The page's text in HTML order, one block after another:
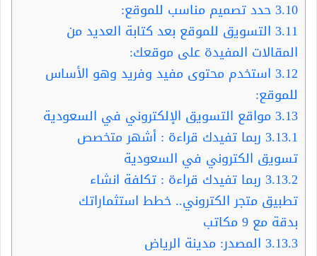
3.10حدد تصميم مناسب للموقع:
3.11 التسويق للموقع بعد كتابة العديد من
المقالات المفيدة على موقعك:
3.12 استخدم محتوى مفيد وفريد وهو الأساس
للموقع:
3.13مواقع التسويق الإلكتروني في السعودية
3.13.1 ربما تفيدك قراءة : أشهر متخصص
تسويق الكتروني في السعودية
3.13.2 ربما تفيدك قراءة : تكلفة انشاء
تطبيق متجر الكتروني.. خطط استثماراتك
بدقة مع 9 مكاتب
3.13.3 المصدر: مدينة الرياض